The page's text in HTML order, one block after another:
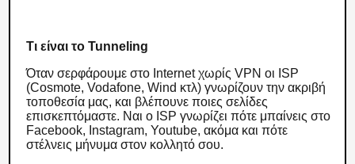
Τι είναι το Tunneling
Όταν σερφάρουμε στο Internet χωρίς VPN οι ISP
(Cosmote, Vodafone, Wind κτλ) γνωρίζουν την ακριβή
τοποθεσία μας, και βλέπουνε ποιες σελίδες
επισκεπτόμαστε. Ναι ο ISP γνωρίζει πότε μπαίνεις στο
Facebook, Instagram, Youtube, ακόμα και πότε
στέλνεις μήνυμα στον κολλητό σου.